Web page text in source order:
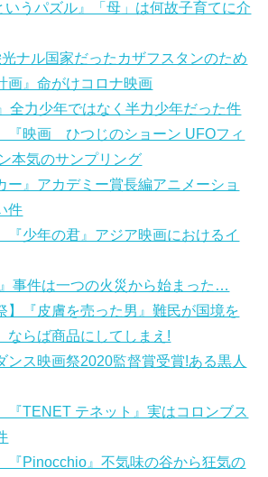
いうパズル』「母」は何故子育てに介
光ナル国家だったカザフスタンのため
画』命がけコロナ映画
全力少年ではなく半力少年だった件
『映画 ひつじのショーン UFOフィ
本気のサンプリング
ー』アカデミー賞長編アニメーショ
件
『少年の君』アジア映画におけるイ
事件は一つの火災から始まった…
】『皮膚を売った男』難民が国境を
ならば商品にしてしまえ!
ンス映画祭2020監督賞受賞!ある黒人
『TENET テネット』実はコロンブス
『Pinocchio』不気味の谷から狂気の